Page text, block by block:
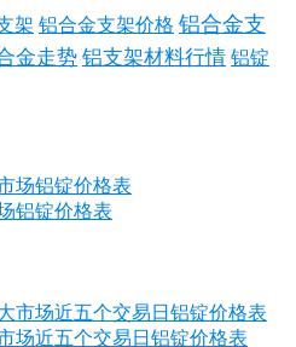
架 铝合金支架价格 铝合金支
金走势 铝支架材料行情 铝锭
铝锭价格表
场近五个交易日铝锭价格表